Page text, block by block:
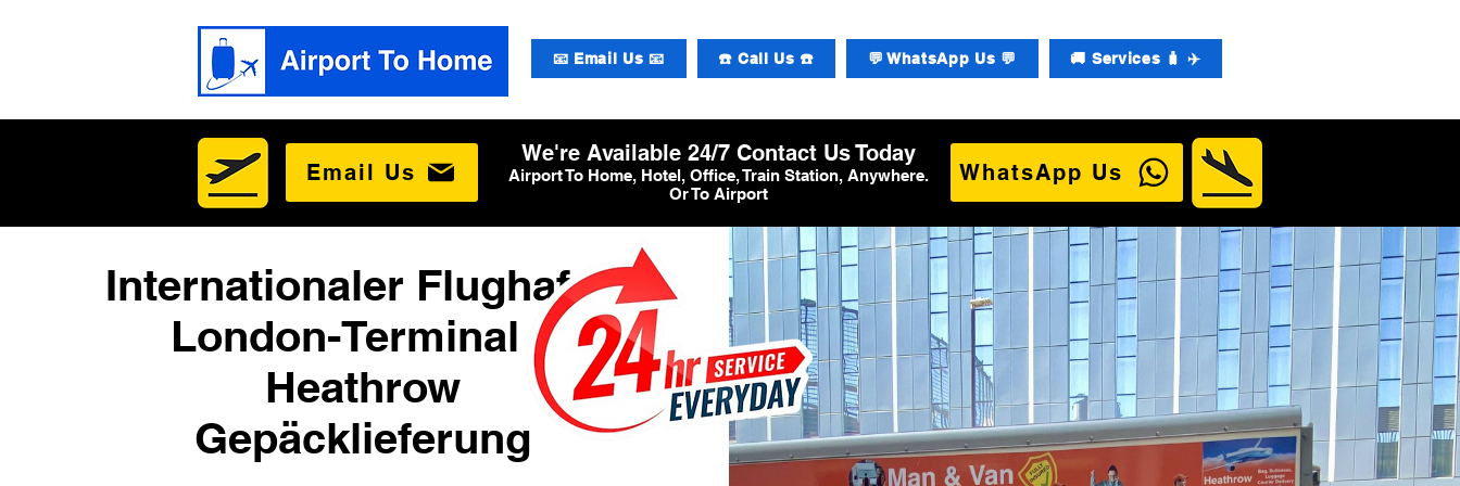
📧 Email Us 📧 ☎️ Call Us ☎️ 💬 WhatsApp Us 💬 🚚 Services 🧳 ✈️
Email Us
We're Available 24/7 Contact Us Today
Airport To Home, Hotel, Office, Train Station, Anywhere.
Or To Airport
WhatsApp Us
Internationaler Flughafen
London-Terminal 1
Heathrow
Gepäcklieferung